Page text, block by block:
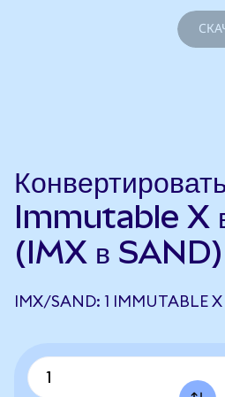
Immutable X
(IMX в SAND)
IMX/SAND: 1 IMMUTABLE